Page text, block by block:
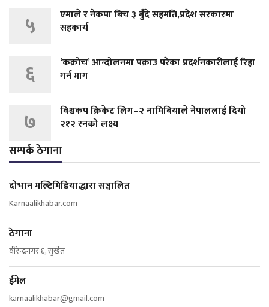
५
एमाले र नेकपा बिच ३ बुँदे सहमति,प्रदेश सरकारमा
सहकार्य
६
‘कक्रोच’ आन्दोलनमा पक्राउ परेका प्रदर्शनकारीलाई रिहा
गर्न माग
७
विश्वकप क्रिकेट लिग–२ नामिबियाले नेपाललाई दियो
२१२ रनको लक्ष्य
सम्पर्क ठेगाना
दोभान मल्टिमिडियाद्धारा सञ्चालित
Karnaalikhabar.com
ठेगाना
वीरेन्द्रनगर ६, सुर्खेत
ईमेल
karnaalikhabar@gmail.com